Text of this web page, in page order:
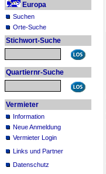
Europa
Suchen
Orte-Suche
Stichwort-Suche
Quartiernr-Suche
Vermieter
Information
Neue Anmeldung
Vermieter Login
Links und Partner
Datenschutz